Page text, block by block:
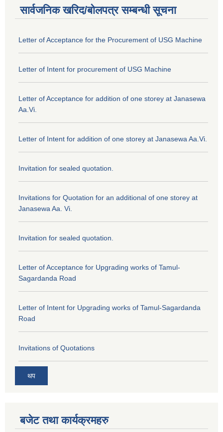
सार्वजनिक खरिद/बोलपत्र सम्बन्धी सूचना
Letter of Acceptance for the Procurement of USG Machine
Letter of Intent for procurement of USG Machine
Letter of Acceptance for addition of one storey at Janasewa
Aa.Vi.
Letter of Intent for addition of one storey at Janasewa Aa.Vi.
Invitation for sealed quotation.
Invitations for Quotation for an additional of one storey at
Janasewa Aa. Vi.
Invitation for sealed quotation.
Letter of Acceptance for Upgrading works of Tamul-
Sagardanda Road
Letter of Intent for Upgrading works of Tamul-Sagardanda
Road
Invitations of Quotations
थप
बजेट तथा कार्यक्रमहरु